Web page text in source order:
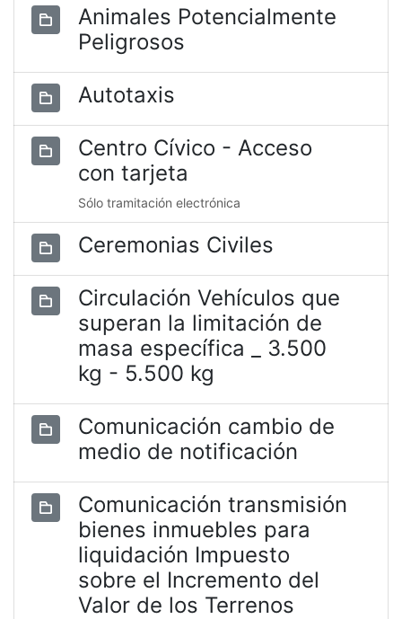
Animales Potencialmente
Peligrosos
Autotaxis
Centro Cívico - Acceso
con tarjeta
Sólo tramitación electrónica
Ceremonias Civiles
Circulación Vehículos que
superan la limitación de
masa específica _ 3.500
kg - 5.500 kg
Comunicación cambio de
medio de notificación
Comunicación transmisión
bienes inmuebles para
liquidación Impuesto
sobre el Incremento del
Valor de los Terrenos